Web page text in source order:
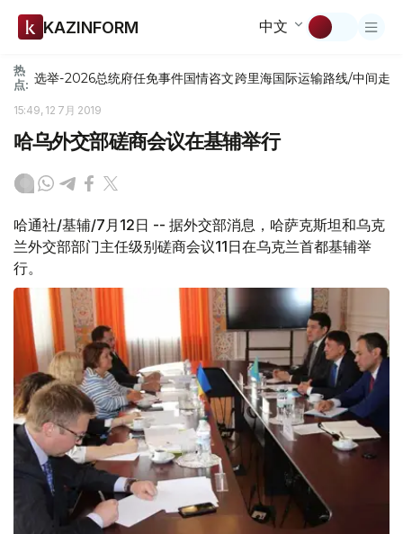
KAZINFORM 中文
热
点: 选举-2026总统府任免事件国情咨文跨里海国际运输路线/中间走廊
15:49, 12 7月 2019
哈乌外交部磋商会议在基辅举行
哈通社/基辅/7月12日 -- 据外交部消息，哈萨克斯坦和乌克
兰外交部部门主任级别磋商会议11日在乌克兰首都基辅举
行。